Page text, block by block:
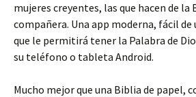
mujeres creyentes, las que hacen de la
compañera. Una app moderna, fácil
que le permitirá tener la Palabra de
su teléfono o tableta Android.
Mucho mejor que una Biblia de papel,